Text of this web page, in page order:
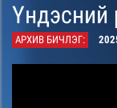
Үндэсний
АРХИВ БИЧЛЭГ: